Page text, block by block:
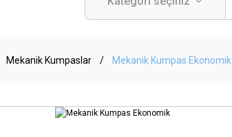
Mekanik Kumpaslar Mekanik Kumpas Ekonomik